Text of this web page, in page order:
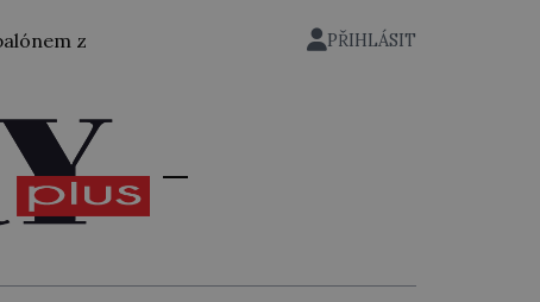
zahrady nuselského pivovaru a stal se tak prvním
PŘIHLÁSIT